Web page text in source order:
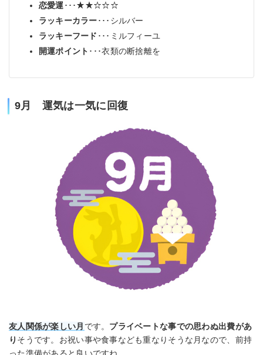
恋愛運･･･★★☆☆☆
ラッキーカラー･･･シルバー
ラッキーフード ･･･ミルフィーユ
開運ポイント ･･･衣類の断捨離を
9月 運気は一気に回復
友人関係が楽しい月 です。 プライベートな事での思わぬ出費があ
り そうです。お祝い事や食事なども重なりそうな月なので、前持
った準備があると良いですね。